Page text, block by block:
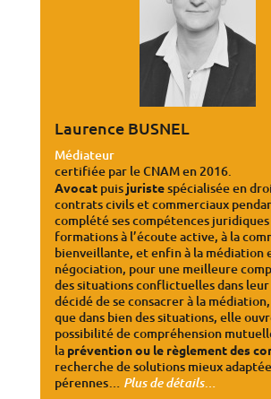
Laurence BUSNEL
Médiateur
certifiée par le CNAM en 2016.
Avocatpuis juristespécialisée en
contrats civils et commerciaux
complété ses compétences juridiques
formations à l’écoute active, à la
bienveillante, et enfin à la médiation
négociation, pour une meilleure
des situations conflictuelles dans
décidé de se consacrer à la
que dans bien des situations, elle
possibilité de compréhension
laprévention ou le règlement des
recherche de solutions mieux
pérennes… Plus de détails…